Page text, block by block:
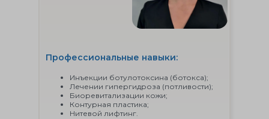
Профессиональные навыки:
Инъекции ботулотоксина (ботокса);
Лечении гипергидроза (потливости);
Биоревитализации кожи;
Контурная пластика;
Нитевой лифтинг.